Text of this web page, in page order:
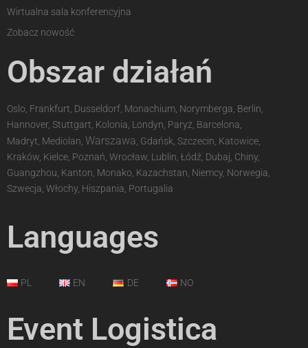
Wirtualna sala konferencyjna
Zobacz nowość
Obszar działań
Oslo, Frankfurt, Dusseldorf, Monachium, Norymberga, Berlin,
Hannover, Stuttgart, Kolonia, Londyn, Paryż, Barcelona,
Madryt, Mediolan, Warszawa , Gdańsk, Szczecin, Katowice,
Kraków, Kielce, Poznań, Wrocław, Lublin, Łódź, Dubaj, Chiny,
Guangzhou, Kanton, Monako, Kazachstan, Niemcy, Norwegia,
Szwecja, Włochy, Hiszpania, Portugalia
Languages
PL EN DE NO
Event Logistica